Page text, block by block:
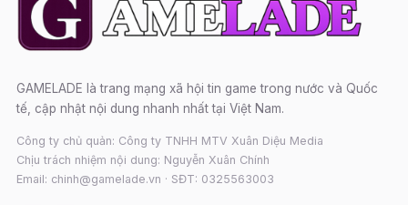
GAMELADE là trang mạng xã hội tin game trong nước và Quốc
tế, cập nhật nội dung nhanh nhất tại Việt Nam.
Công ty chủ quản: Công ty TNHH MTV Xuân Diệu Media
Chịu trách nhiệm nội dung: Nguyễn Xuân Chính
Email: chinh@gamelade.vn · SĐT: 0325563003